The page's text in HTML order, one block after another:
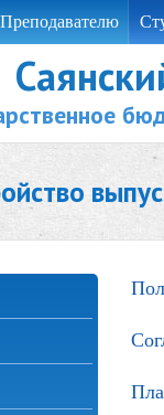
Преподавателю